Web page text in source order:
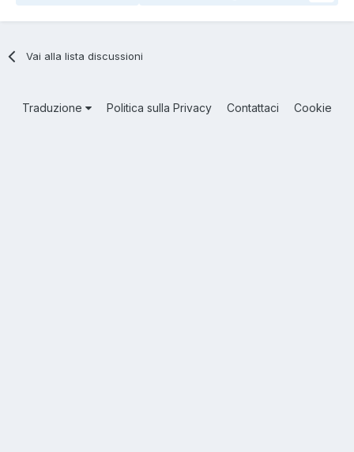
Vai alla lista discussioni
Traduzione Politica sulla Privacy Contattaci Cookie